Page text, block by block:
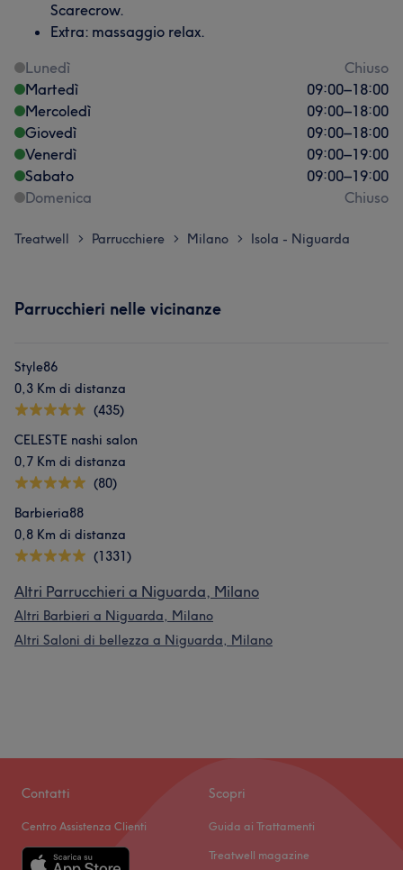
Scarecrow.
Extra: massaggio relax.
Lunedì
Chiuso
Martedì
09:00–18:00
Mercoledì
09:00–18:00
Giovedì
09:00–18:00
Venerdì
09:00–19:00
Sabato
09:00–19:00
Domenica
Chiuso
Treatwell > Parrucchiere > Milano > Isola - Niguarda
Parrucchieri nelle vicinanze
Style86
0,3 Km di distanza
(435)
CELESTE nashi salon
0,7 Km di distanza
(80)
Barbieria88
0,8 Km di distanza
(1331)
Altri Parrucchieri a Niguarda, Milano
Altri Barbieri a Niguarda, Milano
Altri Saloni di bellezza a Niguarda, Milano
Contatti
Centro Assistenza Clienti
Scopri
Guida ai Trattamenti
Treatwell magazine